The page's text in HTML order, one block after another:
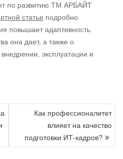
по развитию ТМ АРБАЙТ
статье подробно
повышает адаптивность
она дает, а также о
эксплуатации и
Как профессионалитет
влияет на качество
подготовки ИТ-кадров?